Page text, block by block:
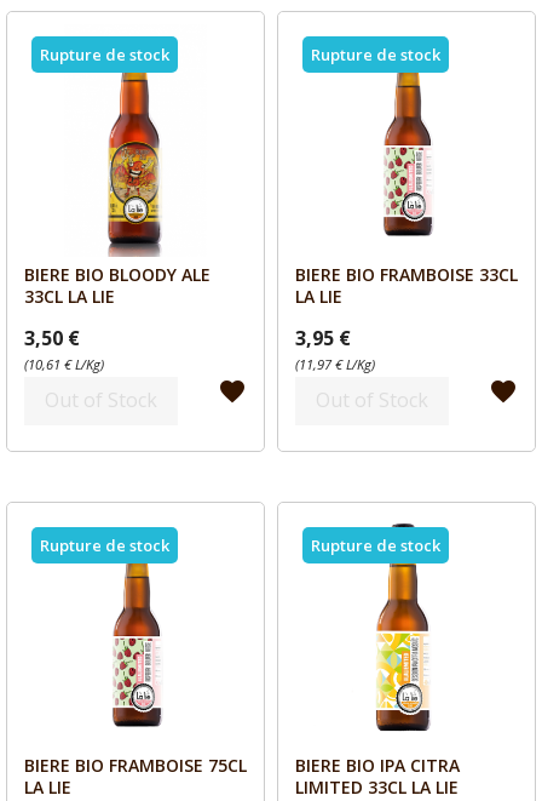
Aperçu
BIERE BIO BLOODY ALE
33CL LA LIE
3,50 €
(10,61 € L/Kg)
Out of Stock favorite
Rupture de stock
Aperçu
BIERE BIO FRAMBOISE 33CL
LA LIE
3,95 €
(11,97 € L/Kg)
Out of Stock favorite
Rupture de stock
Aperçu
BIERE BIO FRAMBOISE 75CL
LA LIE
Rupture de stock
Aperçu
BIERE BIO IPA CITRA
LIMITED 33CL LA LIE
Rupture de stock